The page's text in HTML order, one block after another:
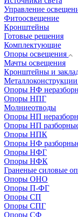
Управление
Фитоосвещение
Кронштейны
Готовые решения
Комплектующие
Опоры освещения
Мачты освещения
Кронштейны и
Опоры НФ
Опоры НПГ
Молниеотводы
Опоры НП
Опоры НП
Опоры НПК
Опоры НФ
Опоры НФГ
Опоры НФК
Граненые силовые
Опоры ОНО
Опоры П-ФГ
Опоры СП
Опоры СПГ
Опоры СФ